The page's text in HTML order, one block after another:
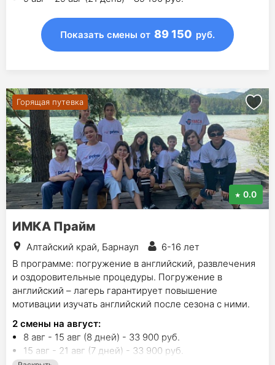
Показать смены от 89 150 руб.
Горящая путевка
0.0
ИМКА Прайм
Алтайский край, Барнаул
6-16 лет
В программе: погружение в английский, развлечения
и оздоровительные процедуры. Погружение в
английский – лагерь гарантирует повышение
мотивации изучать английский после сезона с ними.
2 смены на август:
8 авг - 15 авг (8 дней) - 33 900 руб.
15 авг - 21 авг (7 дней) - 33 900 руб.